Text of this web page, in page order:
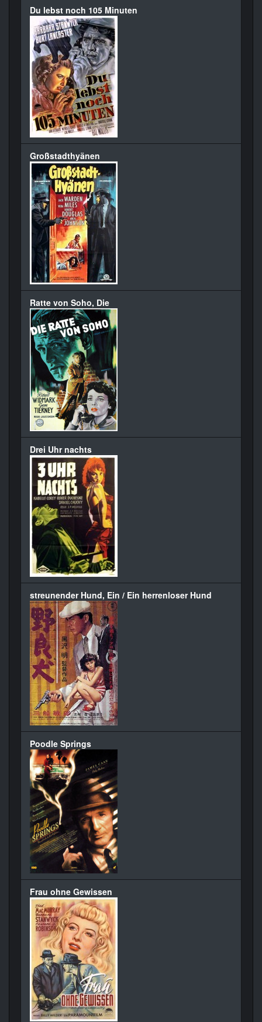
Du lebst noch 105 Minuten
Großstadthyänen
Ratte von Soho, Die
Drei Uhr nachts
streunender Hund, Ein / Ein herrenloser Hund
Poodle Springs
Frau ohne Gewissen